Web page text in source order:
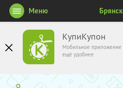
КупиКупон
Мобильное приложение
ещё удобнее
Меню Брянск